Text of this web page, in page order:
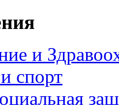
и
спорт